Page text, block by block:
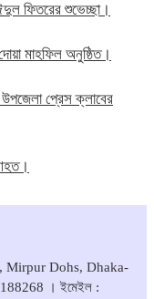
ফিতরের শুভেচ্ছা।
মাহফিল অনুষ্ঠিত।
প্রেস ক্লাবের
Mirpur Dohs, Dhaka-
। ইমেইল :